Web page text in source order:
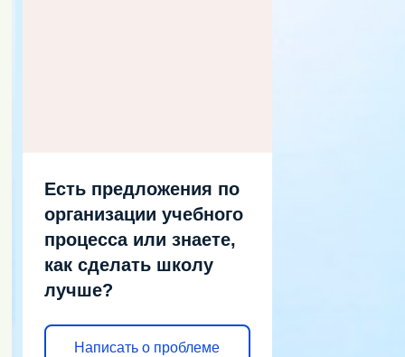
Есть предложения по
организации учебного
процесса или знаете,
как сделать школу
лучше?
Написать о проблеме